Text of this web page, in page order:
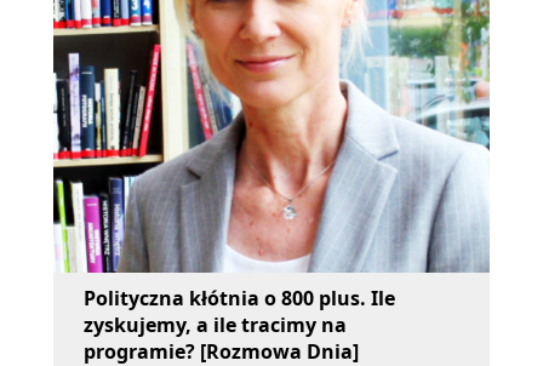
Polityczna kłótnia o 800 plus. Ile
zyskujemy, a ile tracimy na
programie? [Rozmowa Dnia]